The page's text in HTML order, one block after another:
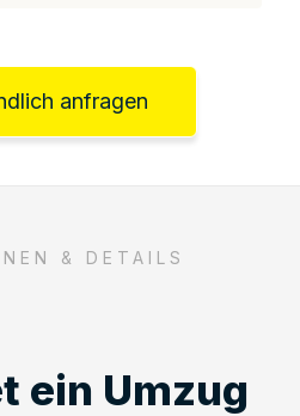
anfragen
& DETAILS
ein Umzug